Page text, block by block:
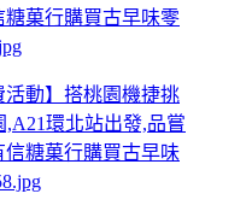
菓行購買古早味零